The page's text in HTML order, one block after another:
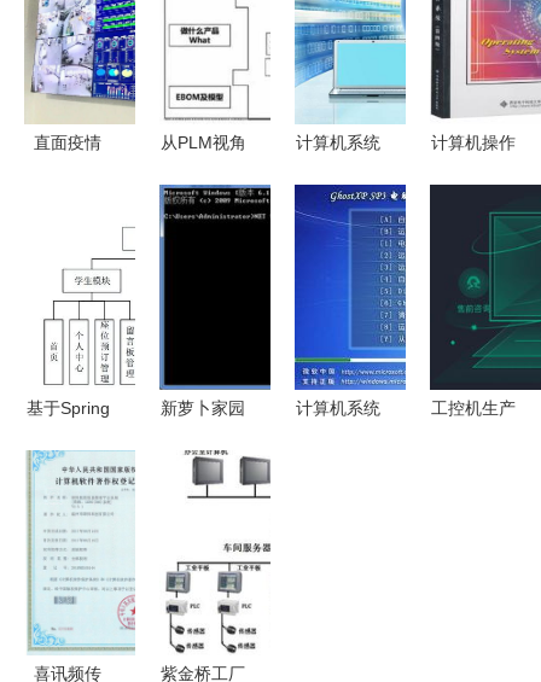
直面疫情
新升级
从PLM视角
工厂的架构
计算机系统
与服务解析
计算机操作
核心功能解
析——以汤
小丹《计算
机操作系
统》（第四
版）为引
基于Spring
室预订系统
设计与实现
——计算机
毕业设计源
码解析
新萝卜家园
提示“未能
Windows服
务”的解决
方法
计算机系统
工控机生产
喜讯频传 紫金桥工厂